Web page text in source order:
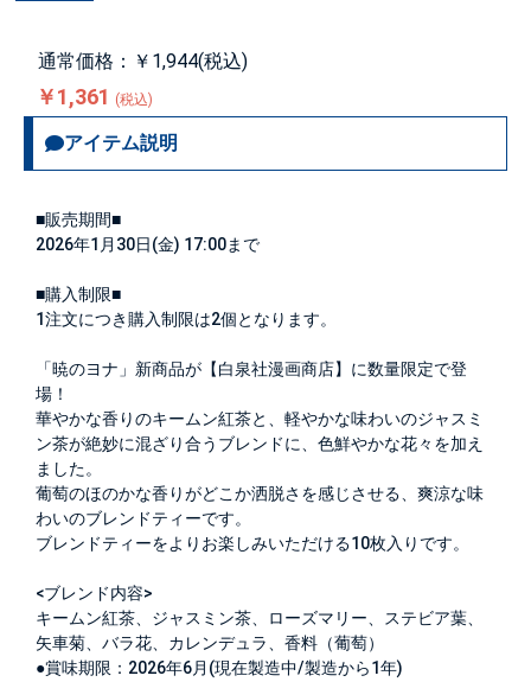
通常価格：￥1,944(税込)
￥1,361 (税込)
アイテム説明
■販売期間■
2026年1月30日(金) 17:00まで
■購入制限■
1注文につき購入制限は2個となります。
「暁のヨナ」新商品が【白泉社漫画商店】に数量限定で登
場！
華やかな香りのキームン紅茶と、軽やかな味わいのジャスミ
ン茶が絶妙に混ざり合うブレンドに、色鮮やかな花々を加え
ました。
葡萄のほのかな香りがどこか洒脱さを感じさせる、爽涼な味
わいのブレンドティーです。
ブレンドティーをよりお楽しみいただける10枚入りです。
<ブレンド内容>
キームン紅茶、ジャスミン茶、ローズマリー、ステビア葉、
矢車菊、バラ花、カレンデュラ、香料（葡萄）
●賞味期限：2026年6月(現在製造中/製造から1年)